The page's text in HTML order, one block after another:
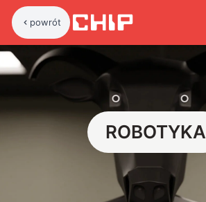
powrót
ROBOTYKA